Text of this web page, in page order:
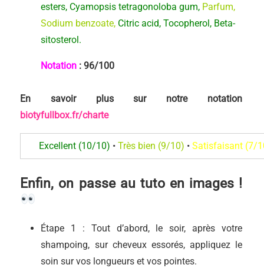
esters, Cyamopsis tetragonoloba gum, Parfum,
Sodium benzoate, Citric acid, Tocopherol, Beta-
sitosterol.
Notation :96/100
En savoir plus sur notre notation
biotyfullbox.fr/charte
Excellent (10/10) • Très bien (9/10) • Satisfaisant (7/
Enfin, on passe au tuto en images !
Étape 1 : Tout d’abord, le soir, après votre
shampoing, sur cheveux essorés, appliquez le
soin sur vos longueurs et vos pointes.